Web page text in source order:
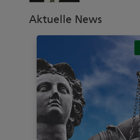
Aktuelle News